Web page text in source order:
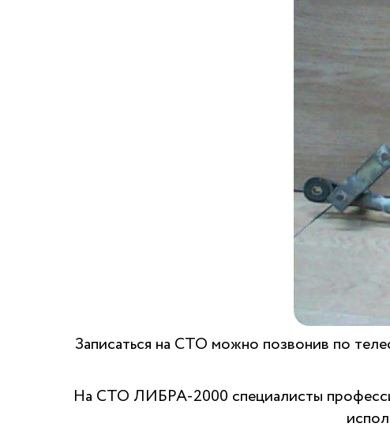
Записаться на СТО можно позвонив по
На СТО ЛИБРА-2000 специалисты